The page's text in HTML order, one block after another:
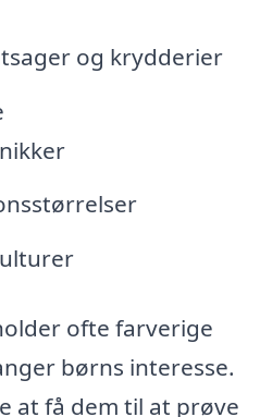
og krydderier
ofte farverige
børns interesse.
at få dem til at prøve